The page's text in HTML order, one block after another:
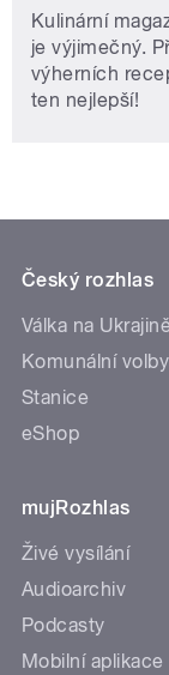
Kulinární
je výjimečný.
výherních
ten nejlepší!
Český rozhlas
Válka na Ukrajině
Komunální volby
Stanice
eShop
mujRozhlas
Živé vysílání
Audioarchiv
Podcasty
Mobilní aplikace